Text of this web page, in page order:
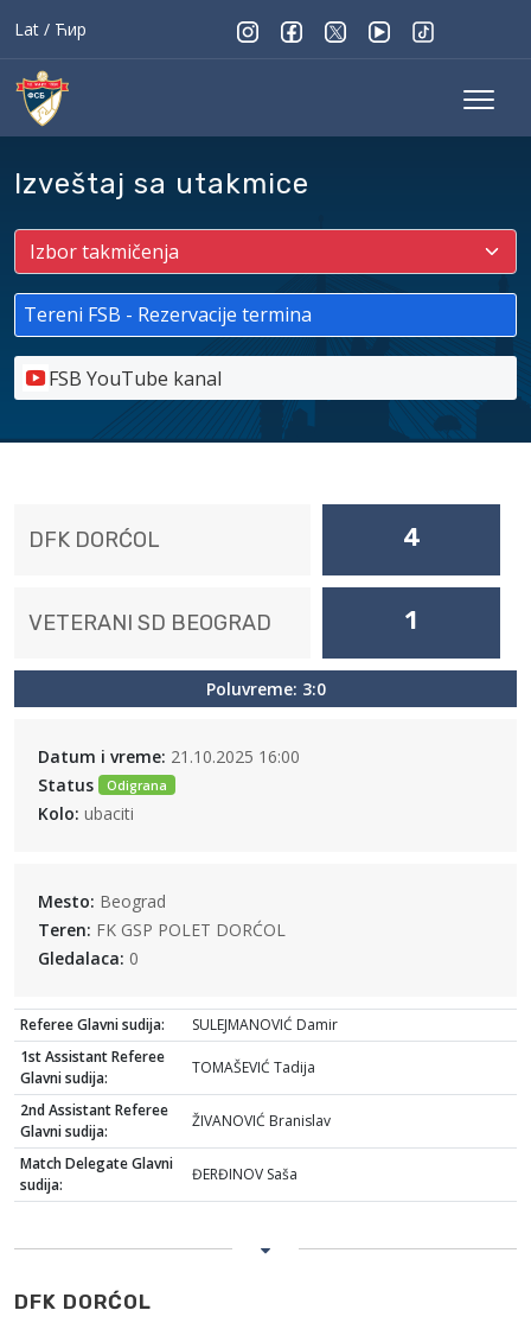
Lat / Ћир
Izveštaj sa utakmice
Tereni FSB - Rezervacije termina
FSB YouTube kanal
DFK DORĆOL 4
VETERANI SD BEOGRAD 1
Poluvreme: 3:0
Datum i vreme: 21.10.2025 16:00
Status
Odigrana
Kolo: ubaciti
Mesto: Beograd
Teren: FK GSP POLET DORĆOL
Gledalaca: 0
Referee Glavni sudija:
SULEJMANOVIĆ Damir
1st Assistant Referee
Glavni sudija:
TOMAŠEVIĆ Tadija
2nd Assistant Referee
Glavni sudija:
ŽIVANOVIĆ Branislav
Match Delegate Glavni
sudija:
ĐERĐINOV Saša
DFK DORĆOL